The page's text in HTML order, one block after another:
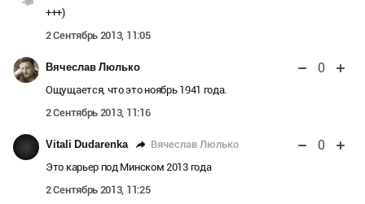
+++)
2 Сентябрь 2013, 11:05
Вячеслав Люлько 0
Ощущается, что это ноябрь 1941 года.
2 Сентябрь 2013, 11:16
Vitali Dudarenka Вячеслав Люлько 0
Это карьер под Минском 2013 года
2 Сентябрь 2013, 11:25